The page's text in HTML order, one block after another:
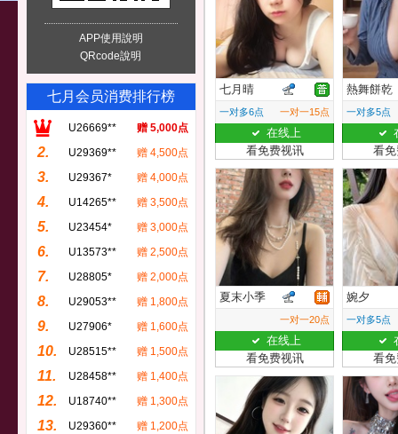
APP使用說明
QRcode說明
七月会员消费排行榜
U26669** 赠 5,000点
2. U29369** 赠 4,500点
3. U29367* 赠 4,000点
4. U14265** 赠 3,500点
5. U23454* 赠 3,000点
6. U13573** 赠 2,500点
7. U28805* 赠 2,000点
8. U29053** 赠 1,800点
9. U27906* 赠 1,600点
10. U28515** 赠 1,500点
11. U28458** 赠 1,400点
12. U18740** 赠 1,300点
13. U29360** 赠 1,200点
七月晴
一对多6点 一对一15点
在线上
看免费视讯
熱舞餅乾
一对多5点
看
夏末小季
一对一20点
在线上
看免费视讯
婉夕
一对多5点
看